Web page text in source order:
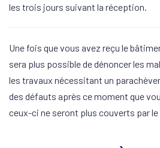
les trois jours suivant la réception.
Une fois que vous avez reçu le
sera plus possible de dénoncer les
les travaux nécessitant un
des défauts après ce moment que
ceux-ci ne seront plus couverts par le